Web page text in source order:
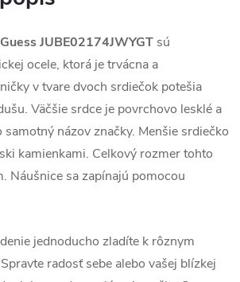
JUBE02174JWYGT sú
ocele, ktorá je trvácna a
v tvare dvoch srdiečok potešia
Väčšie srdce je povrchovo lesklé a
samotný názov značky. Menšie srdiečko
kamienkami. Celkový rozmer tohto
Náušnice sa zapínajú pomocou
jednoducho zladíte k rôznym
radosť sebe alebo vašej blízkej